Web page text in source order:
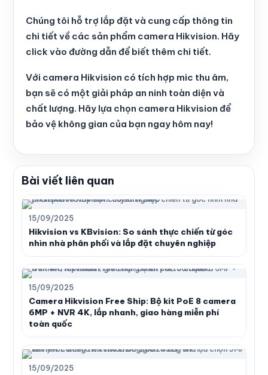
Chúng tôi hỗ trợ lắp đặt và cung cấp thông tin
chi tiết về các sản phẩm camera Hikvision. Hãy
click vào đường dẫn để biết thêm chi tiết.
Với camera Hikvision có tích hợp mic thu âm,
bạn sẽ có một giải pháp an ninh toàn diện và
chất lượng. Hãy lựa chọn camera Hikvision để
bảo vệ không gian của bạn ngay hôm nay!
Bài viết liên quan
15/09/2025
Hikvision vs KBvision: So sánh thực chiến từ góc
nhìn nhà phân phối và lắp đặt chuyên nghiệp
15/09/2025
Camera Hikvision Free Ship: Bộ kit PoE 8 camera
6MP + NVR 4K, lắp nhanh, giao hàng miễn phí
toàn quốc
15/09/2025